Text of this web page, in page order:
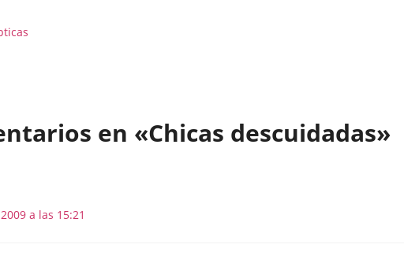
en «Chicas descuidadas»
a las 15:21